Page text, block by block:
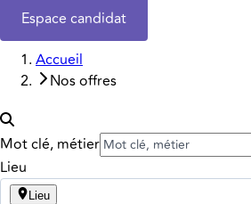
Espace candidat
Accueil
Nos offres
Mot clé, métier
Lieu
Lieu